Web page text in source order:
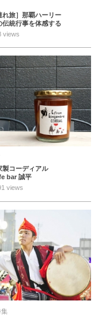
れ旅］那覇ハーリー
伝統行事を体感する
views
製コーディアル
bar 誠平
views
集